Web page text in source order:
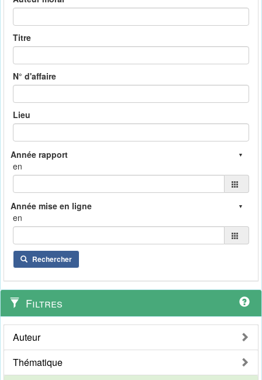
Titre
N° d'affaire
Lieu
en
en
Rechercher
Filtres
Auteur
Thématique